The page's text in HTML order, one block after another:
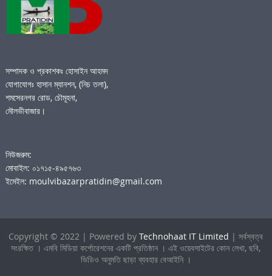
সম্পাদক ও প্রকাশকঃ হোসাইন আহমদ
যোগাযোগঃ হাসান ম্যানশন, (নিচ তলা),
শমসেরনগর রোড, চৌমূহনা,
মৌলভীবাজার।
নিউজরুম:
মোবাইল: ০১৭১৫-৪৯৫৭৬৩
ইমেইল: moulvibazarpratidin@gmail.com
Copyright © 2022 | Powered byTechnohaat IT Limited | সর্বস্বত্ব
সংরক্ষিত । এমবি মিডিয়া কর্পোরেশনের একটি প্রতিষ্ঠান । এই ওয়েবসাইটের কোন লেখা, ছবি,
ভিডিও অনুমতি ছাড়া ব্যবহার বেআইনি ।